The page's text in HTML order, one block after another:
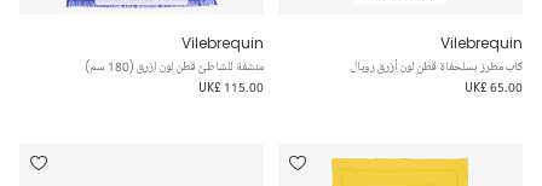
Vilebrequin
كاب مطرز بسلحفاة قطن لون أزرق رويال
UK£ 65.00
Vilebrequin
منشفة للشاطئ قطن لون ازرق (180 سم)
UK£ 115.00